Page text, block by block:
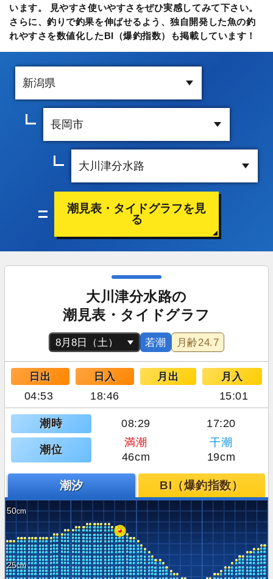
います。 見やすさ使いやすさをぜひ実感してみて下さい。
さらに、釣りで釣果を伸ばせるよう、独自開発した魚の釣
れやすさを数値化したBI（爆釣指数）も掲載しています！
潮見表・タイドグラフを見
る
大川津分水路の
潮見表・タイドグラフ
若潮 月齢24.7
日出 日入 月出 月入
04:53 18:46 15:01
潮時 08:29 17:20
潮位
満潮
干潮
46cm
19cm
潮汐 BI（爆釣指数）
50
25